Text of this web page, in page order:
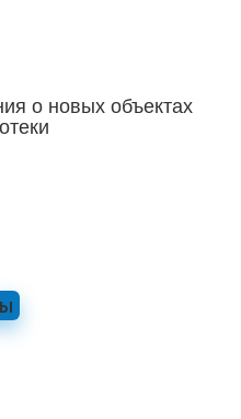
о новых объектах